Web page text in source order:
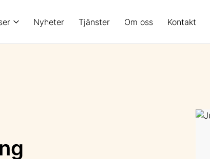
Nyheter Tjänster Om oss Kontakt